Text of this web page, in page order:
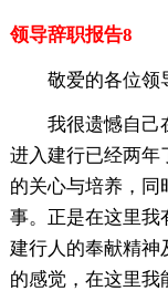
领导辞职报告8
敬爱的各位领
我很遗憾自己
进入建行已经两年
的关心与培养，同
事。正是在这里我
建行人的奉献精神
的感觉，在这里我